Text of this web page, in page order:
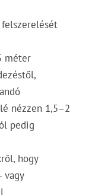
felszerelését
méter
nézzen 1,5–2
pedig
hogy
vagy